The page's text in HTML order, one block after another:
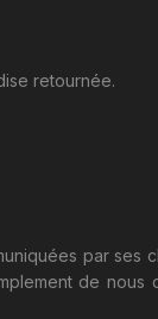
retournée.
par ses
de nous